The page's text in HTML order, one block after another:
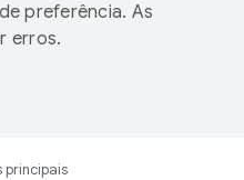
preferência. As
erros.
principais